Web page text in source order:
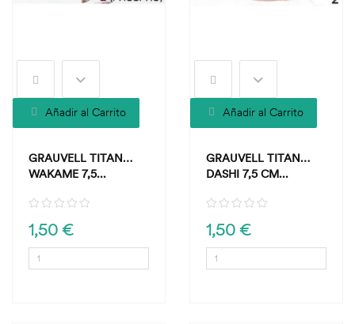
Añadir al Carrito
GRAUVELL TITAN
WAKAME 7,5...
1,50 €
Añadir al Carrito
GRAUVELL TITAN
DASHI 7,5 CM...
1,50 €